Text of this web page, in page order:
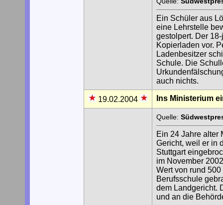
Ein Schüler aus
eine Lehrstelle
gestolpert. Der
Kopierladen vor.
Ladenbesitzer
Schule. Die
auch nichts.
19.02.2004 Ins Ministerium
Quelle:
Ein 24 Jahre alter
Gericht, weil er in
Stuttgart
im November
Wert von rund
Berufsschule
dem Landgericht.
und an die